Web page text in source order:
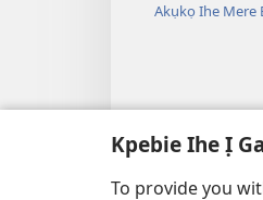
Kpebie Ihe Ị
To provide you
Akụkọ Ihe Mere